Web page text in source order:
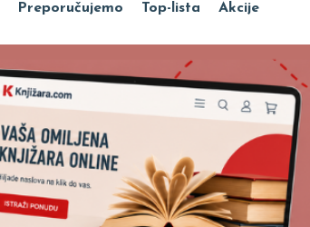
Preporučujemo Top-lista Akcije